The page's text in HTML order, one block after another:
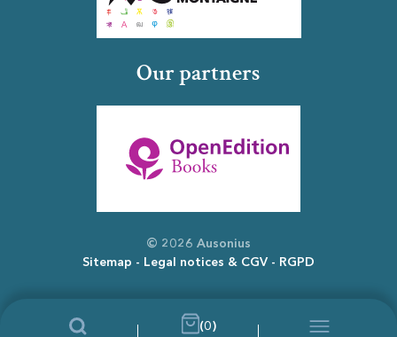
(0)
Our partners
© 2026 Ausonius
Sitemap
Legal notices & CGV RGPD